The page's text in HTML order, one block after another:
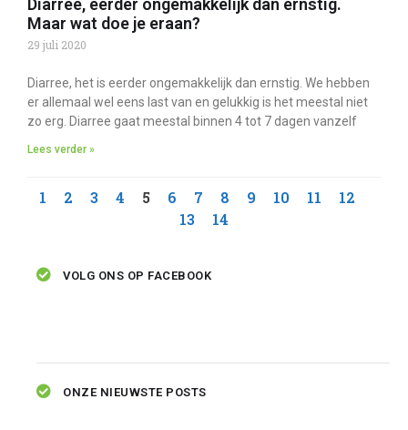
Diarree, eerder ongemakkelijk dan ernstig.
Maar wat doe je eraan?
29 juli 2020
Diarree, het is eerder ongemakkelijk dan ernstig. We hebben
er allemaal wel eens last van en gelukkig is het meestal niet
zo erg. Diarree gaat meestal binnen 4 tot 7 dagen vanzelf
Lees verder »
1 2 3 4 5 6 7 8 9 10 11
12
13
14
VOLG ONS OP FACEBOOK
ONZE NIEUWSTE POSTS